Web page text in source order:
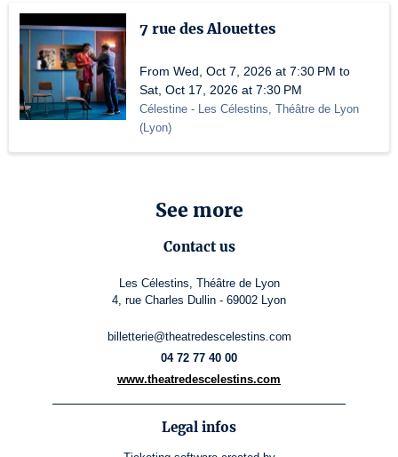
7 rue des Alouettes
From Wed, Oct 7, 2026 at 7:30 PM to
Sat, Oct 17, 2026 at 7:30 PM
Célestine - Les Célestins, Théâtre de Lyon
(Lyon)
See more
Contact us
Les Célestins, Théâtre de Lyon
4, rue Charles Dullin - 69002 Lyon
billetterie@theatredescelestins.com
04 72 77 40 00
www.theatredescelestins.com
Legal infos